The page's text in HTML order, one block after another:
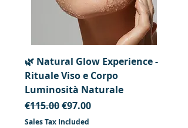
🌿 Natural Glow Experience -
Rituale Viso e Corpo
Luminosità Naturale
Regular Price
€115.00Sale Price
€97.00
Sales Tax Included